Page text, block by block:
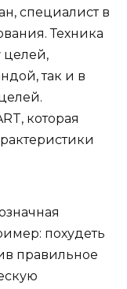
специалист в
Техника
целей,
так и в
которая
похудеть
правильное